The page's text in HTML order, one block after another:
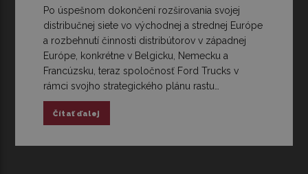
Po úspešnom dokončení rozširovania svojej
distribučnej siete vo východnej a strednej Európe
a rozbehnutí činnosti distribútorov v západnej
Európe, konkrétne v Belgicku, Nemecku a
Francúzsku, teraz spoločnosť Ford Trucks v
rámci svojho strategického plánu rastu…
Čítať ďalej